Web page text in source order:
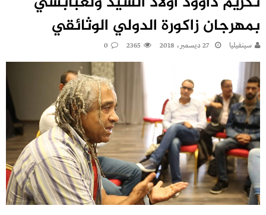
بمهرجان زاكورة الدولي الوثائقي
سينفيليا 27 ديسمبر، 2018 2365
0